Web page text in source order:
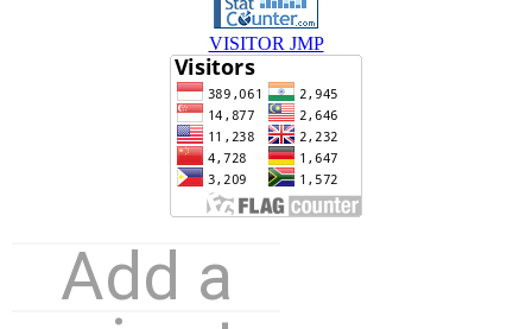
VISITOR JMP